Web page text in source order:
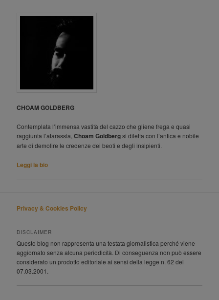
CHOAM GOLDBERG
Contemplata l’immensa vastità del cazzo che gliene frega e quasi
raggiunta l’atarassìa,Choam Goldbergsi diletta con l’antica e nobile
arte di demolire le credenze dei beoti e degli insipienti.
Leggi la bio
Privacy & Cookies Policy
DISCLAIMER
Questo blog non rappresenta una testata giornalistica perché viene
aggiornato senza alcuna periodicità. Di conseguenza non può essere
considerato un prodotto editoriale ai sensi della legge n. 62 del
07.03.2001.